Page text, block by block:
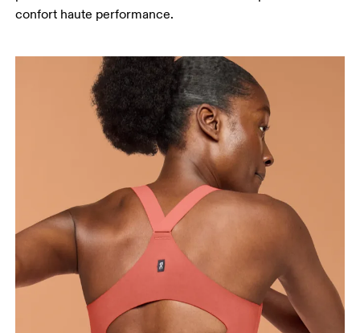
confort haute performance.